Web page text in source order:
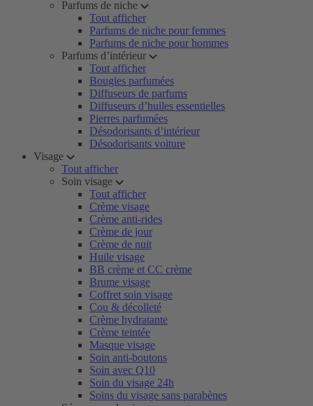
Parfums de niche
Tout afficher
Parfums de niche pour femmes
Parfums de niche pour hommes
Parfums d’intérieur
Tout afficher
Bougies parfumées
Diffuseurs de parfums
Diffuseurs d’huiles essentielles
Pierres parfumées
Désodorisants d’intérieur
Désodorisants voiture
Visage
Tout afficher
Soin visage
Tout afficher
Crème visage
Crème anti-rides
Crème de jour
Crème de nuit
Huile visage
BB crème et CC crème
Brume visage
Coffret soin visage
Cou & décolleté
Crème hydratante
Crème teintée
Masque visage
Soin anti-boutons
Soin avec Q10
Soin du visage 24h
Soins du visage sans parabènes